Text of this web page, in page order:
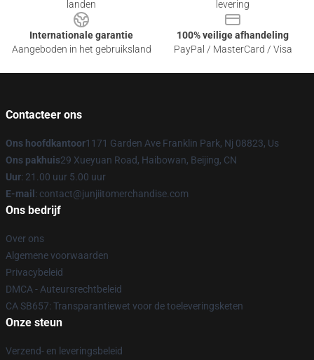
landen
levering
Internationale garantie
Aangeboden in het gebruiksland
100% veilige afhandeling
PayPal / MasterCard / Visa
Contacteer ons
Ons hoofdkantoor1171 Garden Ave Franklin Park, Nj 08823, Us
Ons pakhuis29 Xueyuan Road, Haibowan, Beijing, CN
Uur: 21.00 uur 5.00 uur
E-mail : contact@junjiitomerchandise.com
Ons bedrijf
Over ons
Algemene voorwaarden
Privacybeleid
DMCA - Auteursrechtbeleid
CA SB657: Transparantiewet voor de toeleveringsketen
Onze steun
Verzend- en leveringsbeleid